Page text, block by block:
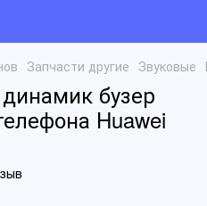
Запчасти другие Звуковые
бузер
Huawei